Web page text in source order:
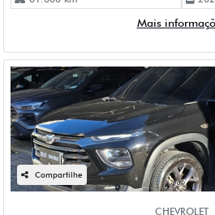
Compartilhe
CHEVROLET
CHEVROLET ONIX 1.0 TURBO
2023
Fiat Dahruj
Campinas